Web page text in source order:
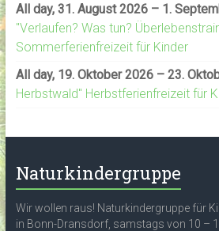
All day, 31. August 2026 – 1.
"Verlaufen? Was tun?
Sommerferienfreizeit für Kinder
All day, 19. Oktober 2026 – 23.
Herbstwald" Herbstferienfreizeit für
Naturkindergruppe
Wir wollen raus! Naturkindergruppe für
in Bonn-Dransdorf, samstags von 10 –